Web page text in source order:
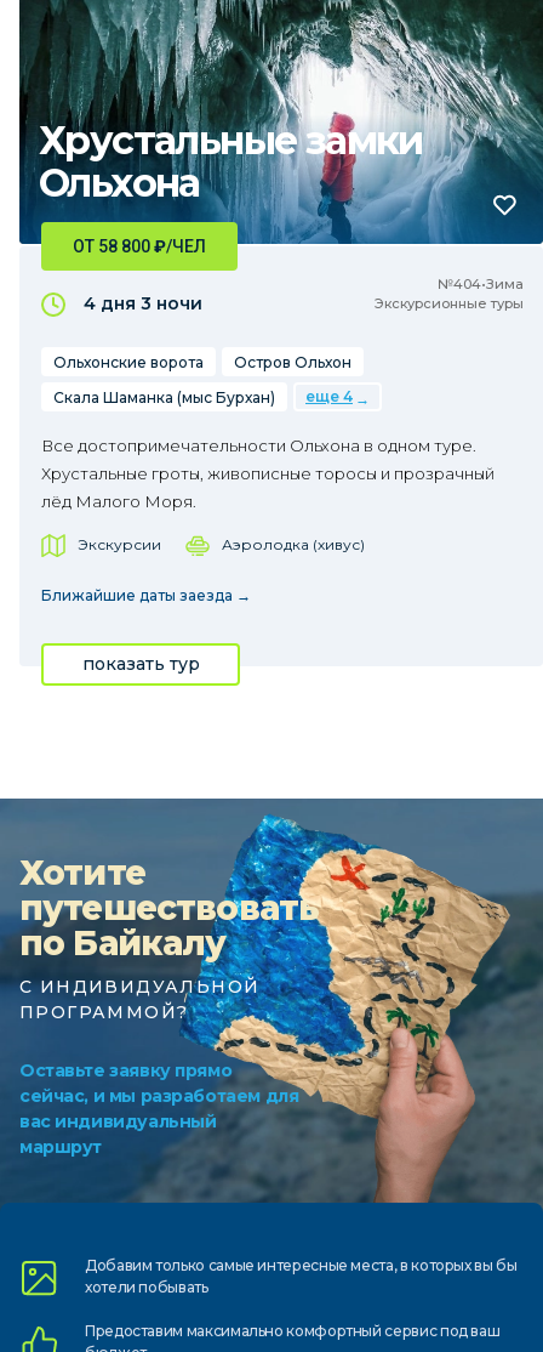
Хрустальные замки
Ольхона
№404•Зима
Экскурсионные туры
ОТ 58 800₽/ЧЕЛ
4 дня 3 ночи
Ольхонские ворота
Остров Ольхон
Скала Шаманка (мыс Бурхан)
еще 4
Все достопримечательности Ольхона в одном туре.
Хрустальные гроты, живописные торосы и прозрачный
лёд Малого Моря.
Экскурсии Аэролодка (хивус)
Ближайшие даты заезда →
показать тур
Хотите
путешествовать
по Байкалу
С ИНДИВИДУАЛЬНОЙ
ПРОГРАММОЙ?
Оставьте заявку прямо
сейчас, и мы разработаем для
вас индивидуальный
маршрут
Добавим только самыеинтересные места, в которыхвы бы
хотели побывать
Предоставим максимально комфортныйсервис под ваш